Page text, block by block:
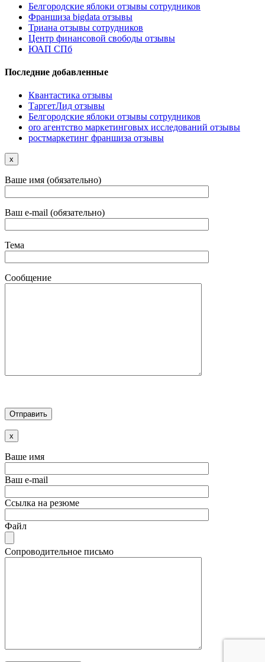
Белгородские яблоки отзывы сотрудников
Франшиза bigdata отзывы
Триана отзывы сотрудников
Центр финансовой свободы отзывы
ЮАП СПб
Последние добавленные
Квантастика отзывы
ТаргетЛид отзывы
Белгородские яблоки отзывы сотрудников
oro агентство маркетинговых исследований отзывы
ростмаркетинг франшиза отзывы
x
Ваше имя (обязательно)
Ваш e-mail (обязательно)
Тема
Сообщение
x
Ваше имя
Ваш e-mail
Ссылка на резюме
Файл
Сопроводительное письмо